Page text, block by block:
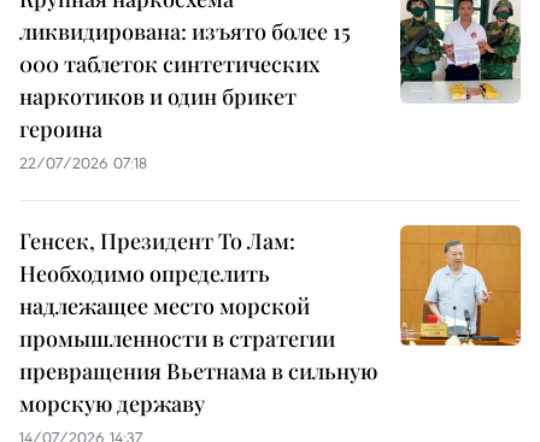
ликвидирована: изъято более 15
000 таблеток синтетических
наркотиков и один брикет
героина
22/07/2026 07:18
Генсек, Президент То Лам:
Необходимо определить
надлежащее место морской
промышленности в стратегии
превращения Вьетнама в сильную
морскую державу
14/07/2026 14:37